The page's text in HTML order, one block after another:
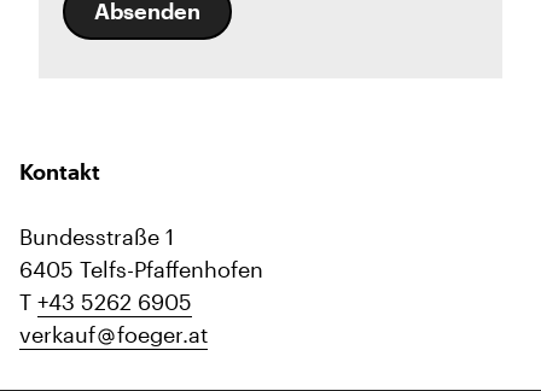
Absenden
Kontakt
Bundesstraße 1
6405 Telfs-Pfaffenhofen
T +43 5262 6905
verkauf
foeger.at